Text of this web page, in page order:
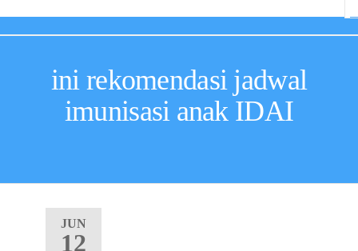
ini rekomendasi jadwal
imunisasi anak IDAI
JUN
12